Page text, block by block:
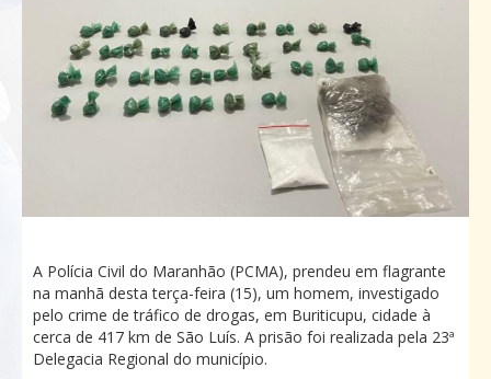
A Polícia Civil do Maranhão (PCMA), prendeu em flagrante
na manhã desta terça-feira (15), um homem, investigado
pelo crime de tráfico de drogas, em Buriticupu, cidade à
cerca de 417 km de São Luís. A prisão foi realizada pela 23ª
Delegacia Regional do município.